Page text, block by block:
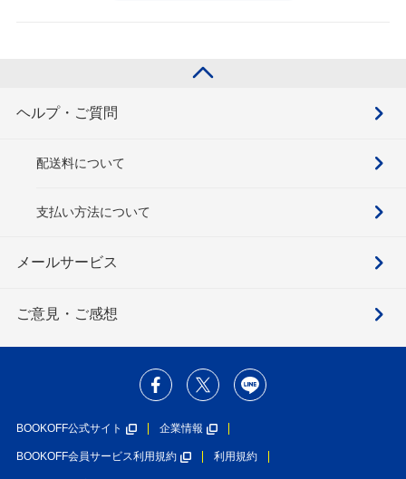
ヘルプ・ご質問
配送料について
支払い方法について
メールサービス
ご意見・ご感想
BOOKOFF公式サイト 企業情報
BOOKOFF会員サービス利用規約 利用規約